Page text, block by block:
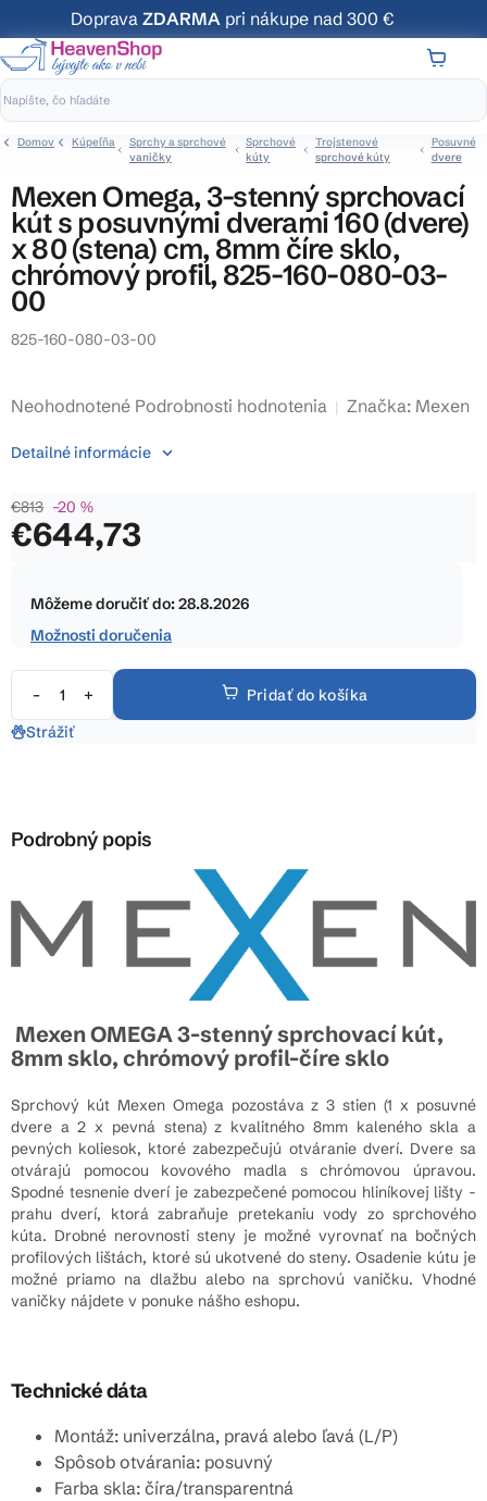
na
obsah
Doprava ZDARMA pri nákupe nad 300 €
Domov Kúpeľňa
Sprchy a sprchové
vaničky
Sprchové
kúty
Trojstenové
sprchové kúty
Posuvné
dvere
Mexen Omega, 3-stenný sprchovací
kút s posuvnými dverami 160 (dvere)
x 80 (stena) cm, 8mm číre sklo,
chrómový profil, 825-160-080-03-
00
825-160-080-03-00
Priemerné
produktu
0,0
z
Neohodnotené Podrobnosti hodnotenia Značka: Mexen
€813 –20 %
€644,73
cena:
Môžeme doručiť do:28.8.2026
Možnosti doručenia
Pridať do košíka
Detailné informácie
Strážiť
Podrobný popis
Mexen OMEGA 3-stenný sprchovací kút,
8mm sklo, chrómový profil-číre sklo
Sprchový kút Mexen Omega pozostáva z 3 stien (1 x posuvné
dvere a 2 x pevná stena) z kvalitného 8mm kaleného skla a
pevných koliesok, ktoré zabezpečujú otváranie dverí. Dvere sa
otvárajú pomocou kovového madla s chrómovou úpravou.
Spodné tesnenie dverí je zabezpečené pomocou hliníkovej lišty -
prahu dverí, ktorá zabraňuje pretekaniu vody zo sprchového
kúta. Drobné nerovnosti steny je možné vyrovnať na bočných
profilových lištách, ktoré sú ukotvené do steny. Osadenie kútu je
možné priamo na dlažbu alebo na sprchovú vaničku. Vhodné
vaničky nájdete v ponuke nášho eshopu.
Technické dáta
Montáž: univerzálna, pravá alebo ľavá (L/P)
Spôsob otvárania: posuvný
Farba skla: číra/transparentná